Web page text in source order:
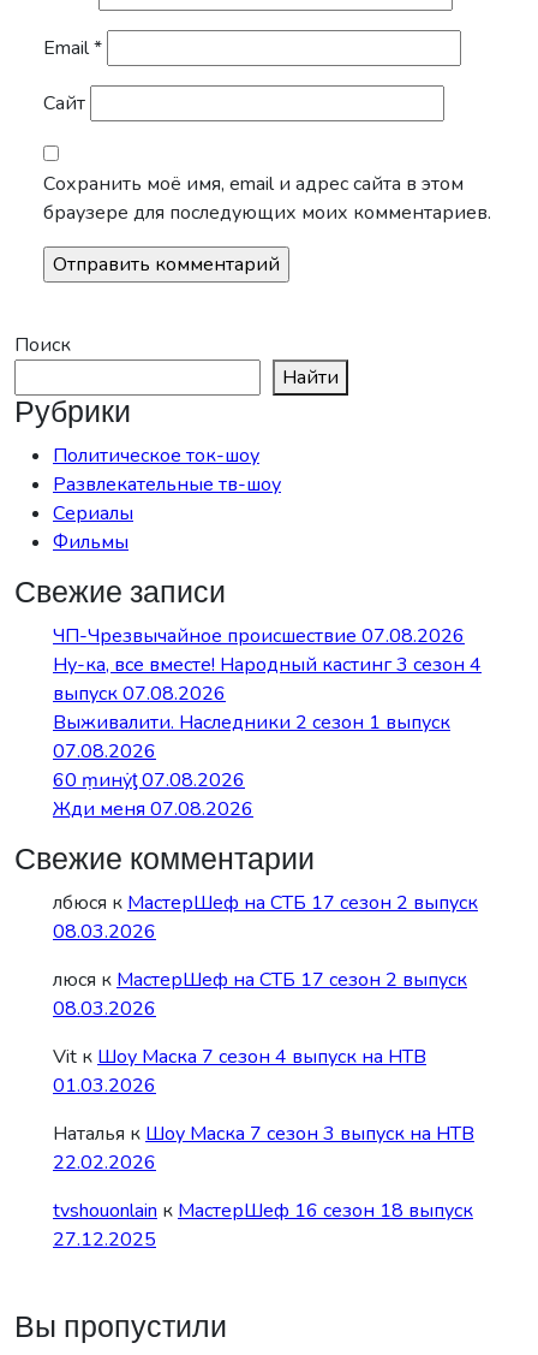
Email*
Сайт
Сохранить моё имя, email и адрес сайта в этом
браузере для последующих моих комментариев.
Поиск
Найти
Рубрики
Политическое ток-шоу
Развлекательные тв-шоу
Сериалы
Фильмы
Свежие записи
ЧП-Чрезвычайное происшествие 07.08.2026
Ну-ка, все вместе! Народный кастинг 3 сезон 4
выпуск 07.08.2026
Выживалити. Наследники 2 сезон 1 выпуск
07.08.2026
60 ṃинẏƫ 07.08.2026
Жди меня 07.08.2026
Свежие комментарии
лбюся к МастерШеф на СТБ 17 сезон 2 выпуск
08.03.2026
люся к МастерШеф на СТБ 17 сезон 2 выпуск
08.03.2026
Vit к Шоу Маска 7 сезон 4 выпуск на НТВ
01.03.2026
Наталья к Шоу Маска 7 сезон 3 выпуск на НТВ
22.02.2026
tvshouonlain к МастерШеф 16 сезон 18 выпуск
27.12.2025
Вы пропустили